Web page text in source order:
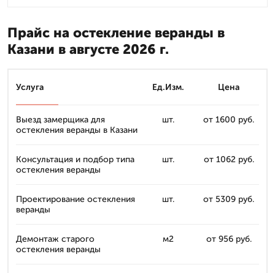
Прайс на остекление веранды в
Казани в августе 2026 г.
Услуга Ед.Изм. Цена
Выезд замерщика для
остекления веранды в Казани
шт. от 1600 руб.
Консультация и подбор типа
остекления веранды
шт. от 1062 руб.
Проектирование остекления
веранды
шт. от 5309 руб.
Демонтаж старого
остекления веранды
м2 от 956 руб.